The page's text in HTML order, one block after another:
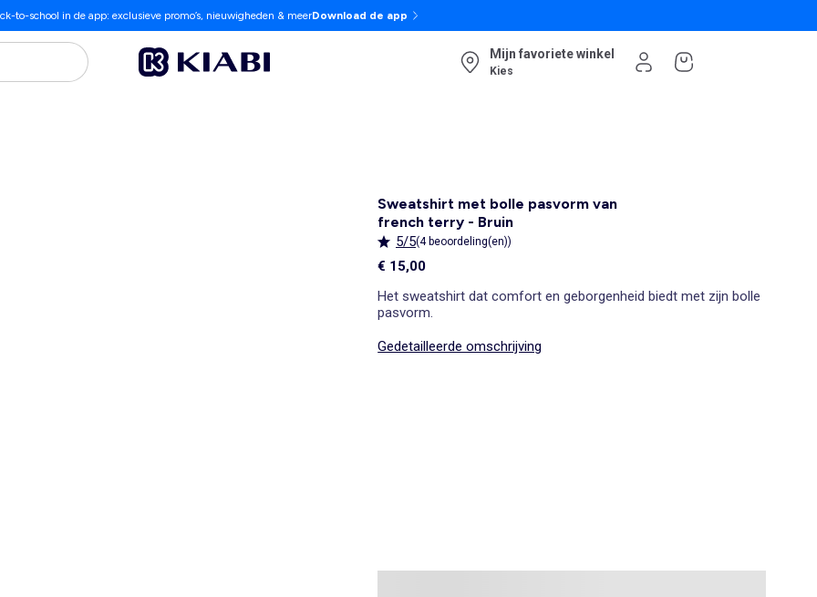
to-school in de app: exclusieve promo’s, nieuwigheden & meerDownload de app
Mijn favoriete winkel
Kies
Sweatshirt met bolle pasvorm van
french terry - Bruin
5/5(4 beoordeling(en))
€ 15,00
Het sweatshirt dat comfort en geborgenheid biedt met zijn bolle
pasvorm.
Gedetailleerde omschrijving